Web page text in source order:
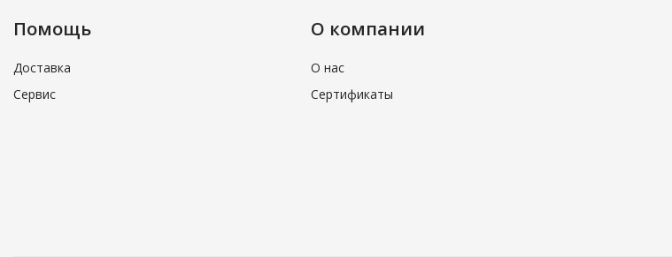
Помощь
Доставка
Сервис
О компании
О нас
Сертификаты